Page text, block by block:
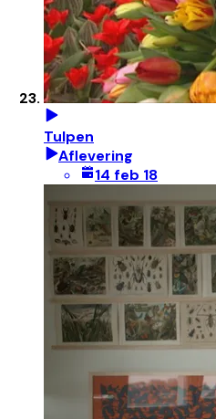
Tulpen
Aflevering
14 feb 18